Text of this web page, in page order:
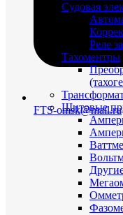
FTS-omsk@mail.ru
Судовая
Реле
Тахоментры
Щитовые